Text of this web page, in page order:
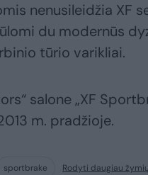
nenusileidžia XF
du modernūs
tūrio varikliai.
salone „XF
m. pradžioje.
sportbrake Rodyti daugiau žymių